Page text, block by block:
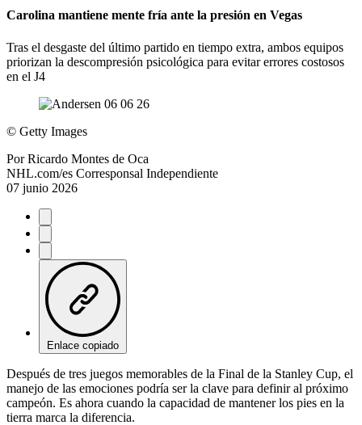
Carolina mantiene mente fría ante la presión en Vegas
Tras el desgaste del último partido en tiempo extra, ambos equipos
priorizan la descompresión psicológica para evitar errores costosos
en el J4
© Getty Images
Por Ricardo Montes de Oca
NHL.com/es Corresponsal Independiente
07 junio 2026
Enlace copiado
Después de tres juegos memorables de la Final de la Stanley Cup, el
manejo de las emociones podría ser la clave para definir al próximo
campeón. Es ahora cuando la capacidad de mantener los pies en la
tierra marca la diferencia.